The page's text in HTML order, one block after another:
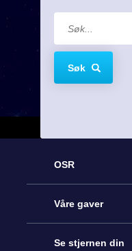
Søk
OSR
Kundeservice
Kontakt oss
Våre gaver
Online Stjernegave
Se stjernen din